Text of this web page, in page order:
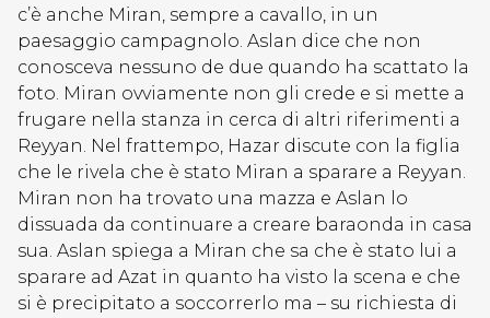
c’è anche Miran, sempre a cavallo, in un
paesaggio campagnolo. Aslan dice che non
conosceva nessuno de due quando ha scattato la
foto. Miran ovviamente non gli crede e si mette a
frugare nella stanza in cerca di altri riferimenti a
Reyyan. Nel frattempo, Hazar discute con la figlia
che le rivela che è stato Miran a sparare a Reyyan.
Miran non ha trovato una mazza e Aslan lo
dissuada da continuare a creare baraonda in casa
sua. Aslan spiega a Miran che sa che è stato lui a
sparare ad Azat in quanto ha visto la scena e che
si è precipitato a soccorrerlo ma – su richiesta di